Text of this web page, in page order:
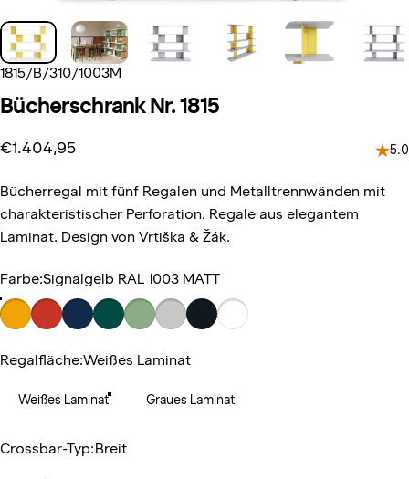
1815/B/310/1003M
BücherschrankNr.1815
€1.404,95 5.0
Bücherregal mit fünf Regalen und Metalltrennwänden mit
charakteristischer Perforation. Regale aus elegantem
Laminat. Design von Vrtiška & Žák.
Farbe
Farbe:Signalgelb RAL 1003 MATT
Regalfläche
Regalfläche:Weißes Laminat
Weißes Laminat Graues Laminat
Crossbar-Typ
Crossbar-Typ:Breit